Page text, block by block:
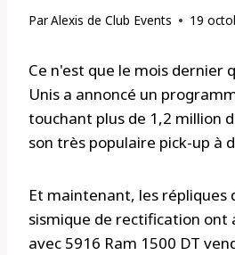
ParAlexis de Club Events 19
Ce n'est que le mois dernier
Unis a annoncé un
touchant plus de 1,2 million
son très populaire pick-up à
Et maintenant, les répliques
sismique de rectification ont
avec 5916 Ram 1500 DT